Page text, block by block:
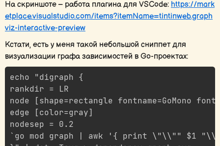
На скриншоте – работа плагина для VSCode: https://mark
etplace.visualstudio.com/items?itemName=tintinweb.graph
viz-interactive-preview
Кстати, есть у меня такой небольшой сниппет для
визуализации графа зависимостей в Go-проектах:
echo "digraph {
rankdir = LR
node [shape=rectangle
edge [color=gray]
nodesep = 0.2
`go mod graph | awk '{ print \"\\"" $1